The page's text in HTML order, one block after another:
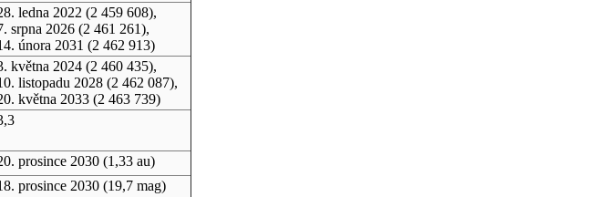
ledna 2022 (2 459 608),
srpna 2026(2 461 261),
února 2031 (2 462 913)
května 2024(2 460 435),
listopadu 2028(2 462 087),
května 2033(2 463 739)
prosince 2030(1,33 au)
prosince 2030(19,7 mag)